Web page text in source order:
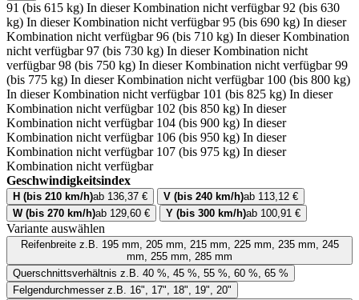
91 (bis 615 kg) In dieser Kombination nicht verfügbar 92 (bis 630
kg) In dieser Kombination nicht verfügbar 95 (bis 690 kg) In dieser
Kombination nicht verfügbar 96 (bis 710 kg) In dieser Kombination
nicht verfügbar 97 (bis 730 kg) In dieser Kombination nicht
verfügbar 98 (bis 750 kg) In dieser Kombination nicht verfügbar 99
(bis 775 kg) In dieser Kombination nicht verfügbar 100 (bis 800 kg)
In dieser Kombination nicht verfügbar 101 (bis 825 kg) In dieser
Kombination nicht verfügbar 102 (bis 850 kg) In dieser
Kombination nicht verfügbar 104 (bis 900 kg) In dieser
Kombination nicht verfügbar 106 (bis 950 kg) In dieser
Kombination nicht verfügbar 107 (bis 975 kg) In dieser
Kombination nicht verfügbar
Geschwindigkeitsindex
H (bis 210 km/h)ab 136,37 € V (bis 240 km/h)ab 113,12 €
W (bis 270 km/h)ab 129,60 € Y (bis 300 km/h)ab 100,91 €
Variante auswählen
Reifenbreitez.B. 195 mm, 205 mm, 215 mm, 225 mm, 235 mm, 245
mm, 255 mm, 285 mm
Querschnittsverhältnis z.B. 40 %, 45 %, 55 %, 60 %, 65 %
Felgendurchmesser z.B. 16", 17", 18", 19", 20"